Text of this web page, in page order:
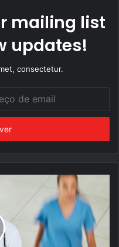
mailing list
updates!
consectetur.